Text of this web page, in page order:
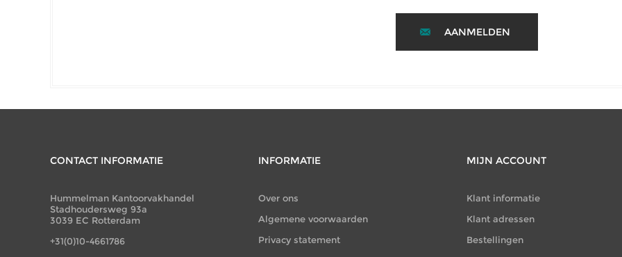
AANMELDEN
CONTACT INFORMATIE
Hummelman Kantoorvakhandel
Stadhoudersweg 93a
3039 EC Rotterdam
+31(0)10-4661786
INFORMATIE
Over ons
Algemene voorwaarden
Privacy statement
MIJN ACCOUNT
Klant informatie
Klant adressen
Bestellingen